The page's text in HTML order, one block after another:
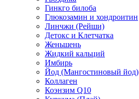
Гинкго билоба
Глюкозамин и хондроитин
Линчжи (Рейши)
Детокс и Клетчатка
Женьшень
Жидкий кальций
Имбирь
Йод (Мангостиновый йод)
Коллаген
Коэнзим Q10